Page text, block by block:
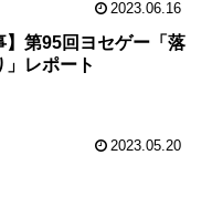
2023.06.16
】第95回ヨセゲー「落
」レポート
2023.05.20